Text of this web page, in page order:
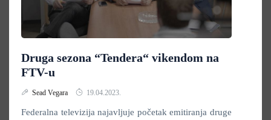
Druga sezona “Tendera“ vikendom na
FTV-u
Sead Vegara 19.04.2023.
Federalna televizija najavljuje početak emitiranja druge